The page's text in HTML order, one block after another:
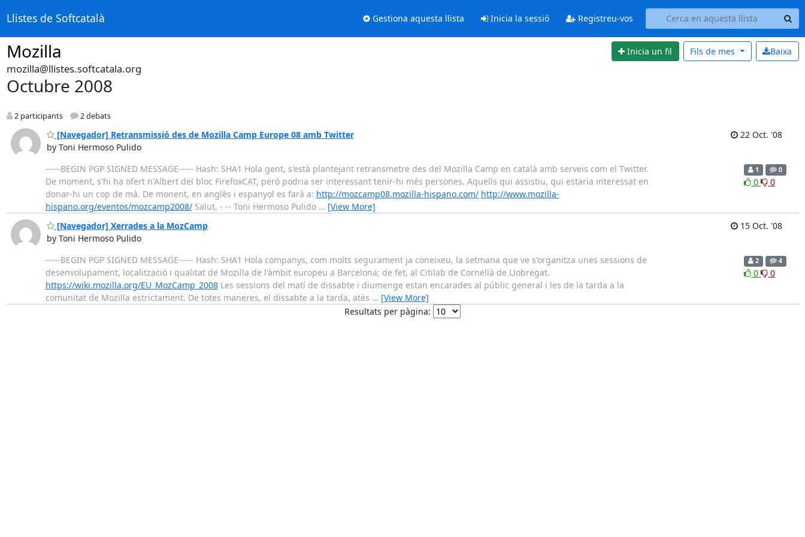
Llistes de Softcatalà Gestiona aquesta llista Inicia la sessió Registreu-vos
Mozilla Inicia un fil Baixa
Fils de mes
mozilla@llistes.softcatala.org
Octubre 2008
2 participants 2 debats
[Navegador] Retransmissió des de Mozilla Camp Europe 08 amb Twitter
by Toni Hermoso Pulido
22 Oct. '08
-----BEGIN PGP SIGNED MESSAGE----- Hash: SHA1 Hola gent, s'està plantejant retransmetre des del Mozilla Camp en català amb serveis com el Twitter.
De moment, s'hi ha ofert n'Albert del bloc FirefoxCAT, però podria ser interessant tenir-hi més persones. Aquells qui assistiu, qui estaria interessat en
donar-hi un cop de mà. De monent, en anglès i espanyol es farà a: http://mozcamp08.mozilla-hispano.com/ http://www.mozilla-
hispano.org/eventos/mozcamp2008/Salut, - -- Toni Hermoso Pulido … [View More]
1 0
0 0
[Navegador] Xerrades a la MozCamp
by Toni Hermoso Pulido
15 Oct. '08
-----BEGIN PGP SIGNED MESSAGE----- Hash: SHA1 Hola companys, com molts segurament ja coneixeu, la setmana que ve s'organitza unes sessions de
desenvolupament, localització i qualitat de Mozilla de l'àmbit europeu a Barcelona; de fet, al Citilab de Cornellà de Llobregat.
https://wiki.mozilla.org/EU_MozCamp_2008Les sessions del matí de dissabte i diumenge estan encarades al públic general i les de la tarda a la
comunitat de Mozilla estrictament. De totes maneres, el dissabte a la tarda, atès … [View More]
2 4
0 0
Resultats per pàgina: